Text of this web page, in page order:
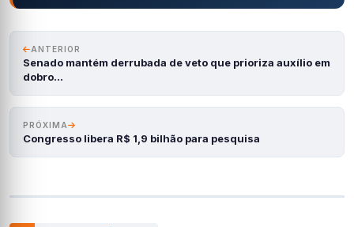
ANTERIOR
Senado mantém derrubada de veto que prioriza auxílio em
dobro…
PRÓXIMA
Congresso libera R$ 1,9 bilhão para pesquisa